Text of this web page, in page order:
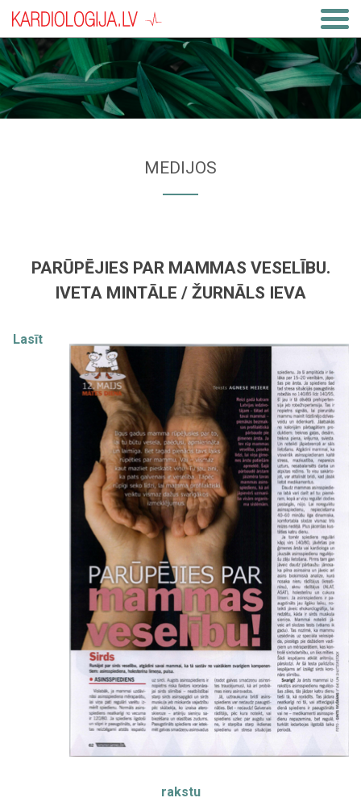
MEDIJOS
PARŪPĒJIES PAR MAMMAS VESELĪBU.
IVETA MINTĀLE / ŽURNĀLS IEVA
Lasīt
rakstu